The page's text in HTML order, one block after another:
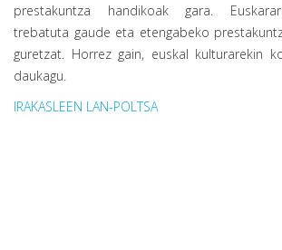
prestakuntza handikoak gara.
trebatuta gaude eta etengabeko
guretzat. Horrez gain, euskal kulturarekin
daukagu.
IRAKASLEEN LAN-POLTSA